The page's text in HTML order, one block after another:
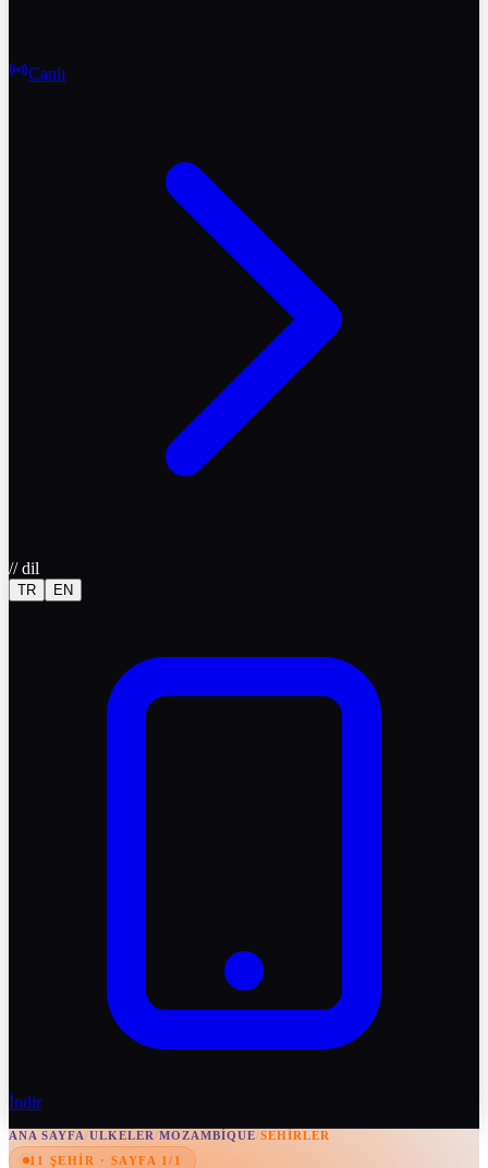
Canlı
//dil
TR EN
İndir
ANA SAYFA/ULKELER/MOZAMBIQUE/SEHIRLER
11 ŞEHIR · SAYFA 1/1